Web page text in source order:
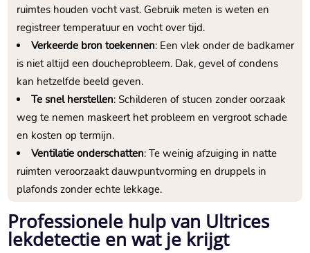
ruimtes houden vocht vast.​ Gebruik meten is weten en
registreer temperatuur en vocht over tijd.​
Verkeerde bron toekennen: Een vlek onder de badkamer
is niet altijd een doucheprobleem.​ Dak, gevel of condens
kan hetzelfde beeld geven.​
Te snel herstellen: Schilderen of stucen zonder oorzaak
weg te nemen maskeert het probleem en vergroot schade
en kosten op termijn.​
Ventilatie onderschatten: Te weinig afzuiging in natte
ruimten veroorzaakt dauwpuntvorming en druppels in
plafonds zonder echte lekkage.​
Professionele hulp van Ultrices
lekdetectie en wat je krijgt